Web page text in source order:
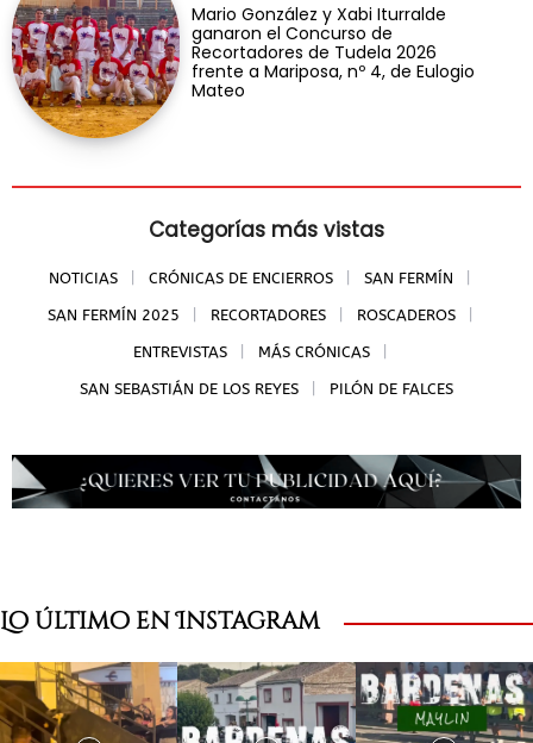
Mario González y Xabi Iturralde
ganaron el Concurso de
Recortadores de Tudela 2026
frente a Mariposa, nº 4, de Eulogio
Mateo
Categorías más vistas
NOTICIAS CRÓNICAS DE ENCIERROS SAN FERMÍN
SAN FERMÍN 2025 RECORTADORES ROSCADEROS
ENTREVISTAS MÁS CRÓNICAS
SAN SEBASTIÁN DE LOS REYES PILÓN DE FALCES
Lo último en Instagram